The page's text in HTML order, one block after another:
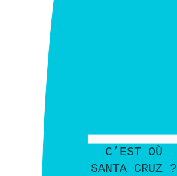
C’EST OÙ
SANTA CRUZ ?